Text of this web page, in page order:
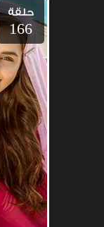
حلقة
166